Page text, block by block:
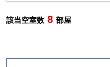
該当空室数 8 部屋